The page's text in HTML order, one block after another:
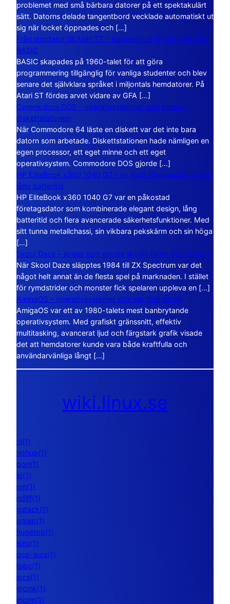
problemet med små bärbara datorer på ett spektakulärt
sätt. Datorns delade tangentbord vecklade automatiskt ut
sig när locket öppnades och […]
Från stordator till Atari ST – historien om BASIC och GFA
BASIC
BASIC skapades på 1960-talet för att göra
programmering tillgänglig för vanliga studenter och blev
senare det självklara språket i miljontals hemdatorer. På
Atari ST fördes arvet vidare av GFA […]
Commodore DOS – operativsystemet som bodde i
diskettstationen
När Commodore 64 läste en diskett var det inte bara
datorn som arbetade. Diskettstationen hade nämligen en
egen processor, ett eget minne och ett eget
operativsystem. Commodore DOS gjorde […]
HP EliteBook x360 1040 G7 – en lyxig företagsdator med
lång batteritid
HP EliteBook x360 1040 G7 var en påkostad
företagsdator som kombinerade elegant design, lång
batteritid och flera avancerade säkerhetsfunktioner. Med
sitt tunna metallchassi, sin vikbara pekskärm och sin höga
[…]
Skool Daze – spelet som gjorde skolan till ett öppet kaos
När Skool Daze släpptes 1984 till ZX Spectrum var det
något helt annat än de flesta spel på marknaden. I stället
för rymdstrider och monster fick spelaren uppleva en […]
AmigaOS – operativsystemet som var före sin tid
AmigaOS var ett av 1980-talets mest banbrytande
operativsystem. Med grafiskt gränssnitt, effektiv
multitasking, avancerat ljud och färgstark grafik visade
det att hemdatorer kunde vara både kraftfulla och
användarvänliga långt […]
wiki.linux.se
nl(1)
nohup(1)
pon(1)
ld(1)
nm(1)
ndiff(1)
gstack(1)
pmap(1)
hugetop(1)
lsirq(1)
pcp-ipcs(1)
lsipc(1)
ipcs(1)
ipcmk(1)
ipcrm(1)